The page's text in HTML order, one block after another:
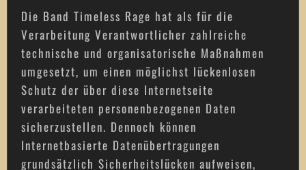
Die Band Timeless Rage hat als für die
Verarbeitung Verantwortlicher zahlreiche
technische und organisatorische Maßnahmen
umgesetzt, um einen möglichst lückenlosen
Schutz der über diese Internetseite
verarbeiteten personenbezogenen Daten
sicherzustellen. Dennoch können
Internetbasierte Datenübertragungen
grundsätzlich Sicherheitslücken aufweisen,